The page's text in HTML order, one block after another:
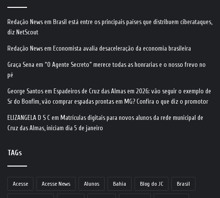
Redação News em Brasil está entre os principais países que distribuem ciberataques,
diz NetScout
Redação News em Economista avalia desaceleração da economia brasileira
Graça Sena em “O Agente Secreto” merece todas as honrarias e o nosso frevo no
pé
George Santos em Espadeiros de Cruz das Almas em 2026: vão seguir o exemplo de
Sr do Bonfim, vão comprar espadas prontas em MG? Confira o que diz o promotor
ELIZANGELA D S C em Matrículas digitais para novos alunos da rede municipal de
Cruz das Almas, iniciam dia 5 de janeiro
TAGs
Acesse Acesse News Alunos Bahia Blog do JC Brasil